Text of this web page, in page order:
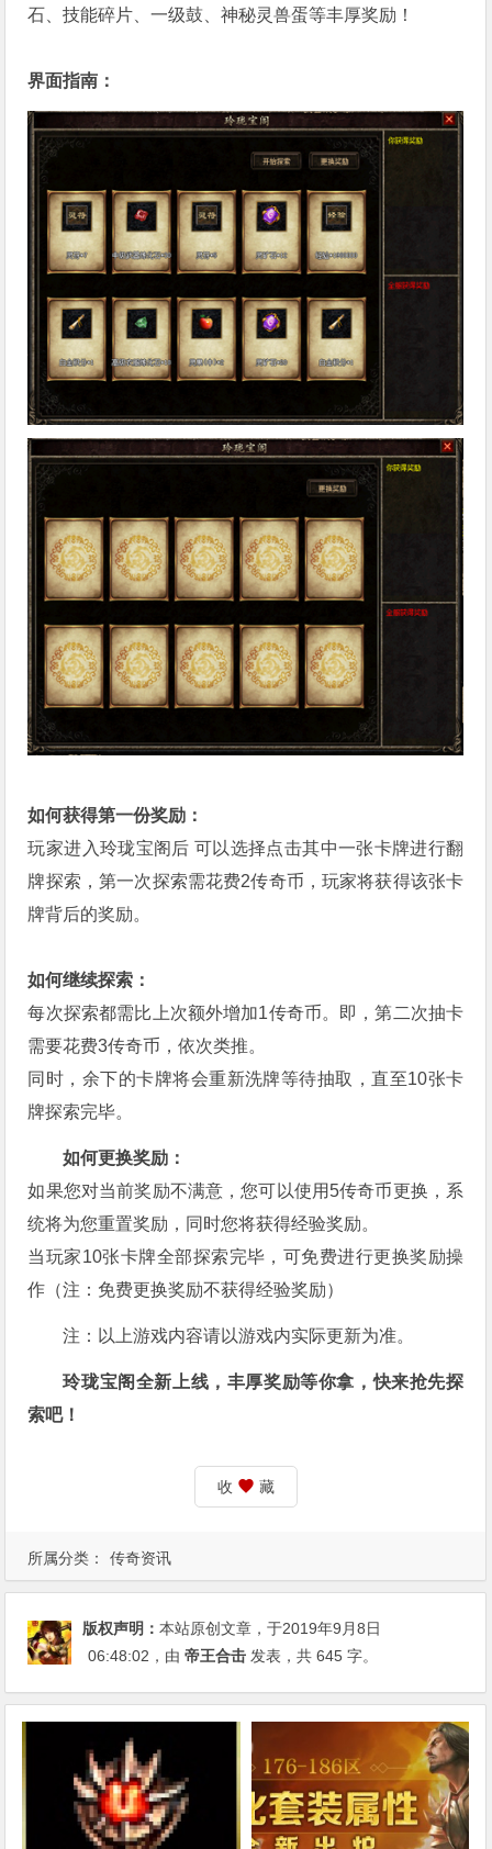
所属分类： 传奇资讯
石、技能碎片、一级鼓、神秘灵兽蛋等丰厚奖励！
界面指南：
如何获得第一份奖励：
玩家进入玲珑宝阁后 可以选择点击其中一张卡牌进行翻
牌探索，第一次探索需花费2传奇币，玩家将获得该张卡
牌背后的奖励。
如何继续探索：
每次探索都需比上次额外增加1传奇币。即，第二次抽卡
需要花费3传奇币，依次类推。
同时，余下的卡牌将会重新洗牌等待抽取，直至10张卡
牌探索完毕。
如何更换奖励：
如果您对当前奖励不满意，您可以使用5传奇币更换，系
统将为您重置奖励，同时您将获得经验奖励。
当玩家10张卡牌全部探索完毕，可免费进行更换奖励操
作（注：免费更换奖励不获得经验奖励）
注：以上游戏内容请以游戏内实际更新为准。
玲珑宝阁全新上线，丰厚奖励等你拿，快来抢先探
索吧！
收 藏
版权声明：本站原创文章，于2019年9月8日
06:48:02 ，由帝王合击 发表，共 645 字。